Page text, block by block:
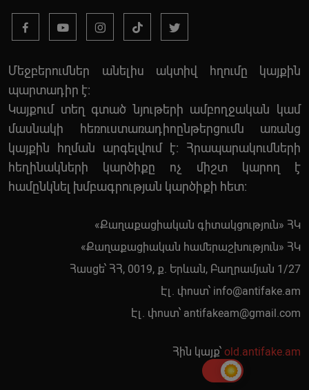
Մեջբերումներ անելիս ակտիվ հղումը կայքին
պարտադիր է:
Կայքում տեղ գտած նյութերի ամբողջական կամ
մասնակի հեռուստառադիոընթերցումն առանց
կայքին հղման արգելվում է: Հրապարակումների
հեղինակների կարծիքը ոչ միշտ կարող է
համընկնել խմբագրության կարծիքի հետ:
«Քաղաքացիական գիտակցություն» ՀԿ
«Քաղաքացիական համերաշխություն» ՀԿ
Հասցե՝ ՀՀ, 0019, ք. Երևան, Բաղրամյան 1/27
Էլ. փոստ՝ info@antifake.am
Էլ. փոստ՝ antifakeam@gmail.com
Հին կայք՝ old.antifake.am